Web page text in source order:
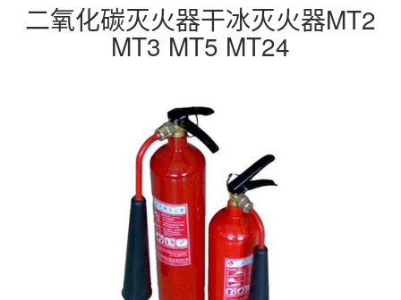
二氧化碳灭火器干冰灭火器MT2
MT3 MT5 MT24